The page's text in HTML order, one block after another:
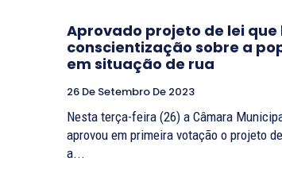
Aprovado projeto de lei que
conscientização sobre a
em situação de rua
26 De Setembro De 2023
Nesta terça-feira (26) a Câmara
aprovou em primeira votação o projeto
a...